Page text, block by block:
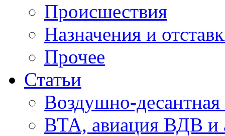
Происшествия
Назначения и
Прочее
Статьи
Воздушно-десантная
ВТА, авиация ВДВ и